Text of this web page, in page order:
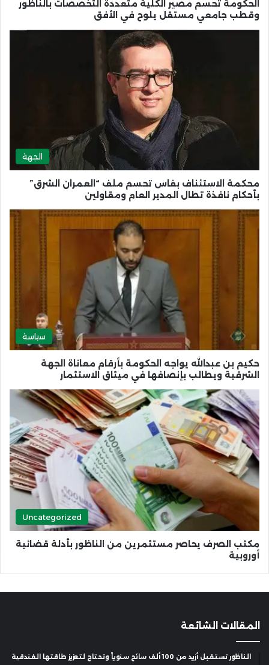
الحكومة تحسم مصير الكلية متعددة التخصصات بالناظور
وقطب جامعي مستقل يلوح في الأفق
الجهة
محكمة الاستئناف بفاس تحسم ملف “العمران الشرق”
بأحكام نافذة تطال المدير العام ومقاولين
سياسة
حكيم بن عبدالله يواجه الحكومة بأرقام معاناة الجهة
الشرقية ويطالب بإنصافها في ميثاق الاستثمار
Uncategorized
مكتب الصرف يحاصر مستثمرين من الناظور بأدلة قضائية
أوروبية
المقالات الشائعة
الناظور تستقبل أزيد من 100 ألف سائح سنوياً وتحتاج لتعزيز طاقتها الفندقية